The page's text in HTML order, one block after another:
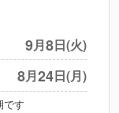
円
計は税別です
9月8日(火)
8月24日(月)
です